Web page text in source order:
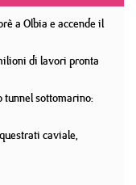
a Olbia e accende il
di lavori pronta
sottomarino:
caviale,